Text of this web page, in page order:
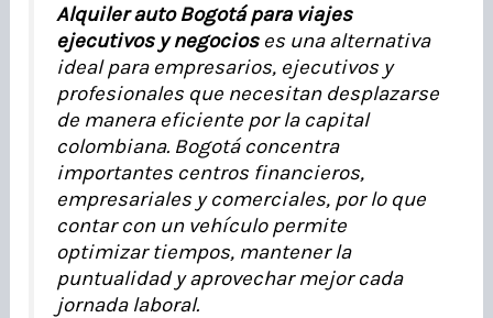
Alquiler auto Bogotá para viajes
ejecutivos y negocioses una alternativa
ideal para empresarios, ejecutivos y
profesionales que necesitan desplazarse
de manera eficiente por la capital
colombiana. Bogotá concentra
importantes centros financieros,
empresariales y comerciales, por lo que
contar con un vehículo permite
optimizar tiempos, mantener la
puntualidad y aprovechar mejor cada
jornada laboral.